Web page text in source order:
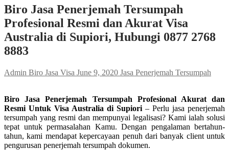
Biro Jasa Penerjemah Tersumpah
Profesional Resmi dan Akurat Visa
Australia di Supiori, Hubungi 0877 2768
8883
Admin Biro Jasa Visa June 9, 2020 Jasa Penerjemah Tersumpah
Biro Jasa Penerjemah Tersumpah Profesional Akurat dan
Resmi Untuk Visa Australia di Supiori – Perlu jasa penerjemah
tersumpah yang resmi dan mempunyai legalisasi? Kami ialah solusi
tepat untuk permasalahan Kamu. Dengan pengalaman bertahun-
tahun, kami mendapat kepercayaan penuh dari banyak client untuk
pengurusan penerjemah tersumpah dokumen.